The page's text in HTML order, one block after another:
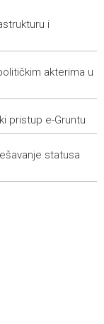
for UNESCO
with all
kalendaru do
protiv
i
akterima u
pristup e-Gruntu
statusa